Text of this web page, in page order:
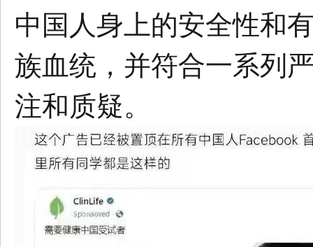
中国人身上的安全性和
族血统，并符合一系列
注和质疑。